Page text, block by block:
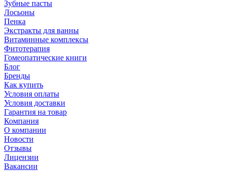
Зубные пасты
Лосьоны
Пенка
Экстракты для ванны
Витаминные комплексы
Фитотерапия
Гомеопатические книги
Блог
Бренды
Как купить
Условия оплаты
Условия доставки
Гарантия на товар
Компания
О компании
Новости
Отзывы
Лицензии
Вакансии